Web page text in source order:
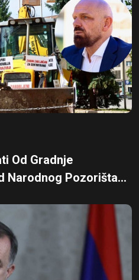
Od Gradnje
Narodnog Pozorišta...